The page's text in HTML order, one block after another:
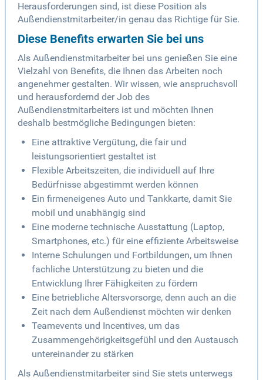
Herausforderungen sind, ist diese Position als
Außendienstmitarbeiter/in genau das Richtige für Sie.
Diese Benefits erwarten Sie bei uns
Als Außendienstmitarbeiter bei uns genießen Sie eine
Vielzahl von Benefits, die Ihnen das Arbeiten noch
angenehmer gestalten. Wir wissen, wie anspruchsvoll
und herausfordernd der Job des
Außendienstmitarbeiters ist und möchten Ihnen
deshalb bestmögliche Bedingungen bieten:
Eine attraktive Vergütung, die fair und
leistungsorientiert gestaltet ist
Flexible Arbeitszeiten, die individuell auf Ihre
Bedürfnisse abgestimmt werden können
Ein firmeneigenes Auto und Tankkarte, damit Sie
mobil und unabhängig sind
Eine moderne technische Ausstattung (Laptop,
Smartphones, etc.) für eine effiziente Arbeitsweise
Interne Schulungen und Fortbildungen, um Ihnen
fachliche Unterstützung zu bieten und die
Entwicklung Ihrer Fähigkeiten zu fördern
Eine betriebliche Altersvorsorge, denn auch an die
Zeit nach dem Außendienst möchten wir denken
Teamevents und Incentives, um das
Zusammengehörigkeitsgefühl und den Austausch
untereinander zu stärken
Als Außendienstmitarbeiter sind Sie stets unterwegs